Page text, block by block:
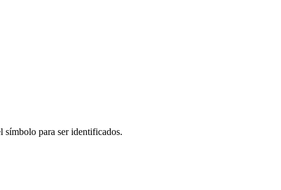
símbolo para ser identificados.